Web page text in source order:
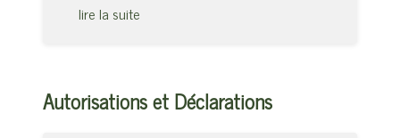
lire la suite
Autorisations et Déclarations